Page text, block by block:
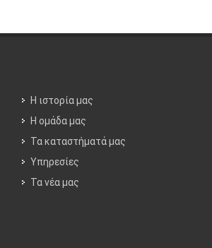
Η ιστορία μας
Η ομάδα μας
Τα καταστήματά μας
Υπηρεσίες
Τα νέα μας